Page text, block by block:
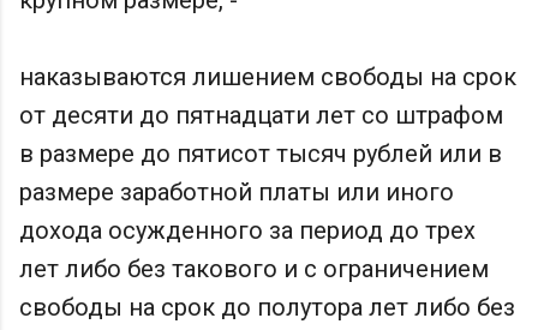
наказываются лишением свободы на срок
от десяти до пятнадцати лет со штрафом
в размере до пятисот тысяч рублей или в
размере заработной платы или иного
дохода осужденного за период до трех
лет либо без такового и с ограничением
свободы на срок до полутора лет либо без